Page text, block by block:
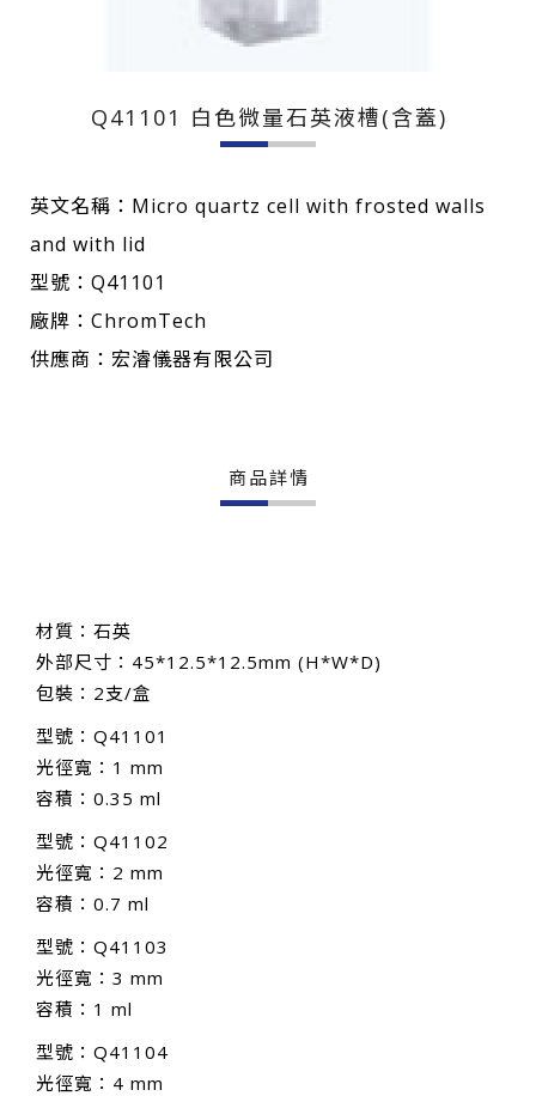
Q41101 白色微量石英液槽(含蓋)
英文名稱：Micro quartz cell with frosted walls
and with lid
型號：Q41101
廠牌：ChromTech
供應商：宏濬儀器有限公司
商品詳情
材質：石英
外部尺寸：45*12.5*12.5mm (H*W*D)
包裝：2支/盒
型號：Q41101
光徑寬：1 mm
容積：0.35 ml
型號：Q41102
光徑寬：2 mm
容積：0.7 ml
型號：Q41103
光徑寬：3 mm
容積：1 ml
型號：Q41104
光徑寬：4 mm